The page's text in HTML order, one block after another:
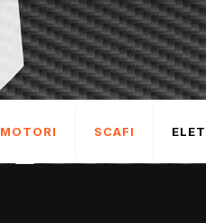
MOTORI SCAFI